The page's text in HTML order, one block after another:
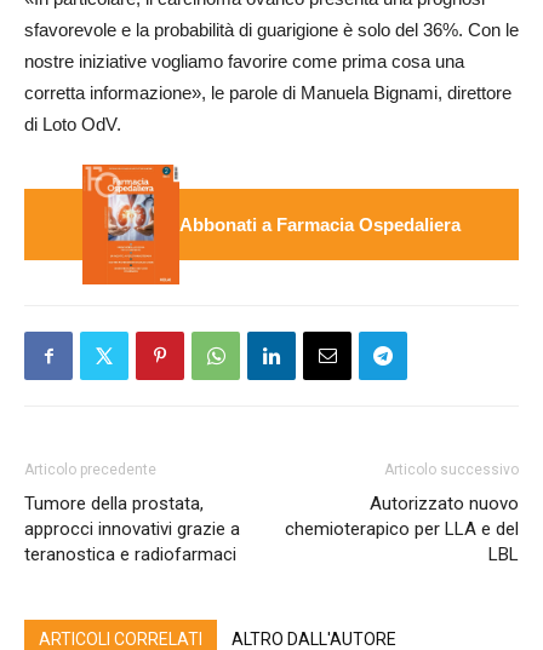
sfavorevole e la probabilità di guarigione è solo del 36%. Con le
nostre iniziative vogliamo favorire come prima cosa una
corretta informazione», le parole di Manuela Bignami, direttore
di Loto OdV.
Abbonati a Farmacia Ospedaliera
Articolo precedente
Tumore della prostata,
approcci innovativi grazie a
teranostica e radiofarmaci
Articolo successivo
Autorizzato nuovo
chemioterapico per LLA e del
LBL
ARTICOLI CORRELATI ALTRO DALL'AUTORE